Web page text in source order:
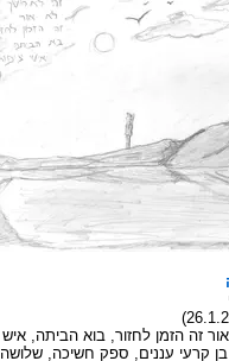
זה הזמן לחזור, בוא הביתה, איש
קרעי עננים, ספק חשיכה, שלושה